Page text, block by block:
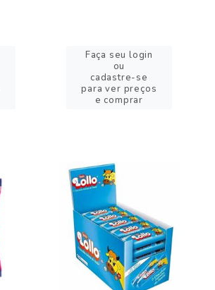
Faça seu login
ou
cadastre-se
para ver preços
e comprar